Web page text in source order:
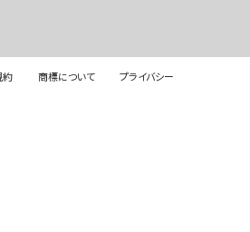
約 商標について プライバシー